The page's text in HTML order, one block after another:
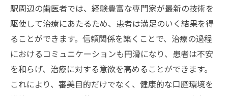
駅周辺の歯医者では、経験豊富な専門家が最新の技術を
駆使して治療にあたるため、患者は満足のいく結果を得
ることができます。信頼関係を築くことで、治療の過程
におけるコミュニケーションも円滑になり、患者は不安
を和らげ、治療に対する意欲を高めることができます。
これにより、審美目的だけでなく、健康的な口腔環境を